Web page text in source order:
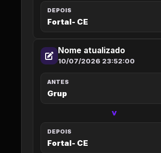
DEPOIS
Fortal- CE
Nome atualizado
10/07/2026 23:52:00
ANTES
Grup
>
DEPOIS
Fortal- CE